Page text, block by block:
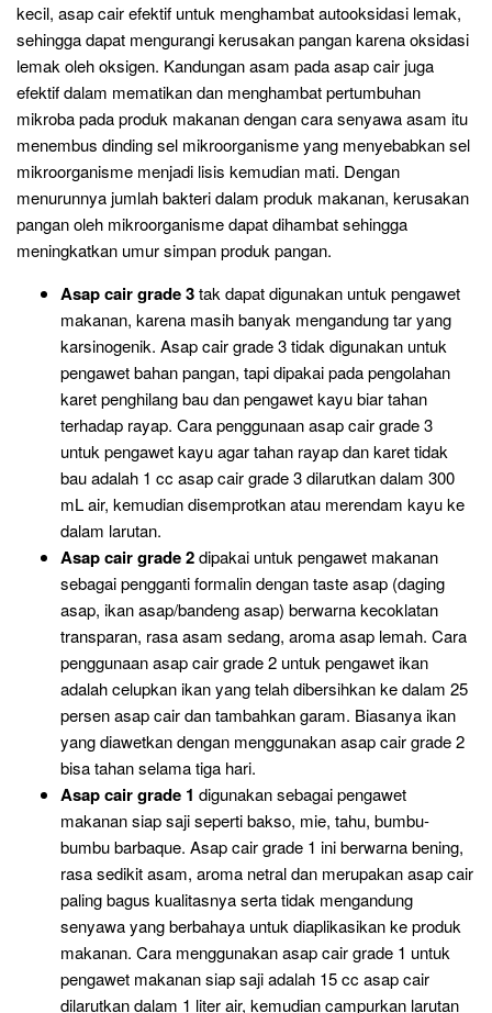
kecil, asap cair efektif untuk menghambat autooksidasi lemak,
sehingga dapat mengurangi kerusakan pangan karena oksidasi
lemak oleh oksigen. Kandungan asam pada asap cair juga
efektif dalam mematikan dan menghambat pertumbuhan
mikroba pada produk makanan dengan cara senyawa asam itu
menembus dinding sel mikroorganisme yang menyebabkan sel
mikroorganisme menjadi lisis kemudian mati. Dengan
menurunnya jumlah bakteri dalam produk makanan, kerusakan
pangan oleh mikroorganisme dapat dihambat sehingga
meningkatkan umur simpan produk pangan.
Asap cair grade 3tak dapat digunakan untuk pengawet
makanan, karena masih banyak mengandung tar yang
karsinogenik. Asap cair grade 3 tidak digunakan untuk
pengawet bahan pangan, tapi dipakai pada pengolahan
karet penghilang bau dan pengawet kayu biar tahan
terhadap rayap. Cara penggunaan asap cair grade 3
untuk pengawet kayu agar tahan rayap dan karet tidak
bau adalah 1 cc asap cair grade 3 dilarutkan dalam 300
mL air, kemudian disemprotkan atau merendam kayu ke
dalam larutan.
Asap cair grade 2dipakai untuk pengawet makanan
sebagai pengganti formalin dengan taste asap (daging
asap, ikan asap/bandeng asap) berwarna kecoklatan
transparan, rasa asam sedang, aroma asap lemah. Cara
penggunaan asap cair grade 2 untuk pengawet ikan
adalah celupkan ikan yang telah dibersihkan ke dalam 25
persen asap cair dan tambahkan garam. Biasanya ikan
yang diawetkan dengan menggunakan asap cair grade 2
bisa tahan selama tiga hari.
Asap cair grade 1 digunakan sebagai pengawet
makanan siap saji seperti bakso, mie, tahu, bumbu-
bumbu barbaque. Asap cair grade 1 ini berwarna bening,
rasa sedikit asam, aroma netral dan merupakan asap cair
paling bagus kualitasnya serta tidak mengandung
senyawa yang berbahaya untuk diaplikasikan ke produk
makanan. Cara menggunakan asap cair grade 1 untuk
pengawet makanan siap saji adalah 15 cc asap cair
dilarutkan dalam 1 liter air, kemudian campurkan larutan